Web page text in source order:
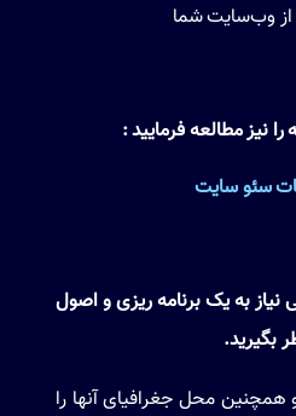
از وب‌سایت شما
نیز مطالعه فرمایید :
سئو سایت
نیاز به یک برنامه ریزی و اصول
بگیرید.
همچنین محل جغرافیای آنها را